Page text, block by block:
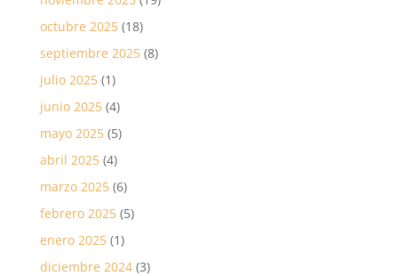
octubre 2025(18)
septiembre 2025(8)
julio 2025(1)
junio 2025(4)
mayo 2025(5)
abril 2025(4)
marzo 2025(6)
febrero 2025(5)
enero 2025(1)
diciembre 2024(3)